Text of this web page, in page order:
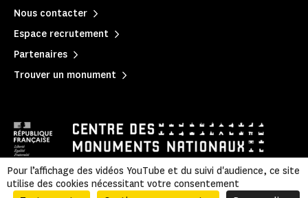
Nous contacter
Espace recrutement
Partenaires
Trouver un monument
Mentions légales Politique de confidentialité
|
Pour l’affichage des vidéos YouTube et du suivi d'audience, ce site
utilise des cookies nécessitant votre consentement